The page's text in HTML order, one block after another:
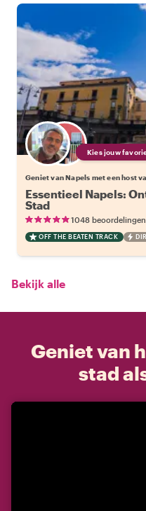
Kies jouw
Geniet van Napels met een host
Essentieel Napels:
Stad
1048 beoordelingen
OFF THE BEATEN TRACK
Bekijk alle
Geniet van
stad